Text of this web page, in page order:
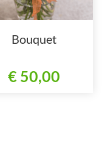
Bouquet
€ 50,00